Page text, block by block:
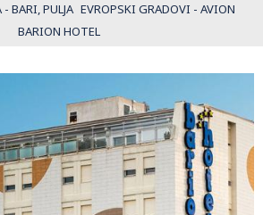
- BARI, PULJA EVROPSKI GRADOVI - AVION
BARION HOTEL